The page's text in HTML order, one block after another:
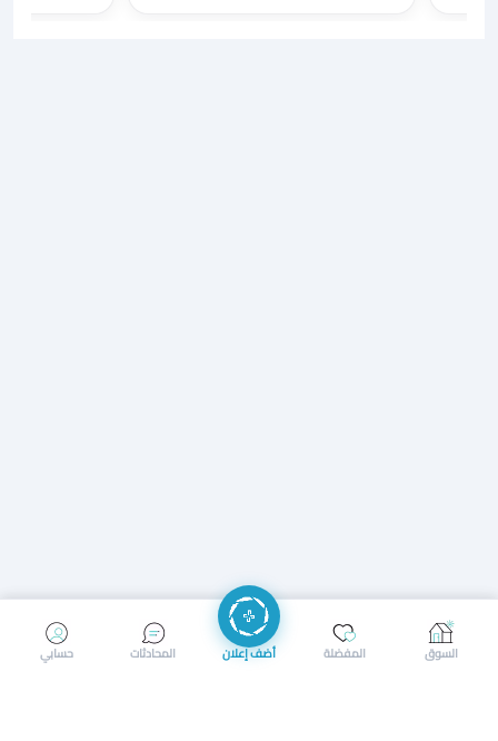
إرسال رسالة إجراء مكالمة
حسابي المحادثات أضف إعلان المفضلة السوق